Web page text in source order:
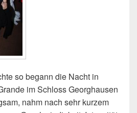
so begann die Nacht in
im Schloss Georghausen
nahm nach sehr kurzem